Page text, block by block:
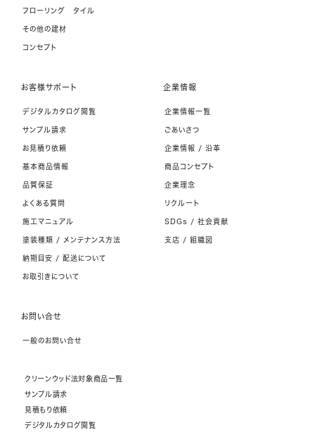
フローリング タイル
その他の建材
コンセプト
お客様サポート
デジタルカタログ閲覧
サンプル請求
お見積り依頼
基本商品情報
品質保証
よくある質問
施工マニュアル
塗装種類 / メンテナンス方法
納期目安 / 配送について
お取引きについて
企業情報
企業情報一覧
ごあいさつ
企業情報 / 沿革
商品コンセプト
企業理念
リクルート
SDGs / 社会貢献
支店 / 組織図
お問い合せ
一般のお問い合せ
クリーンウッド法対象商品一覧
サンプル請求
見積もり依頼
デジタルカタログ閲覧